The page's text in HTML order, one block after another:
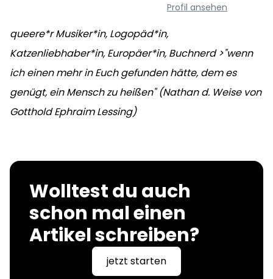
Profil ansehen
queere*r Musiker*in, Logopäd*in,
Katzenliebhaber*in, Europäer*in, Buchnerd >"wenn
ich einen mehr in Euch gefunden hätte, dem es
genügt, ein Mensch zu heißen" (Nathan d. Weise von
Gotthold Ephraim Lessing)
Wolltest du auch
schon mal einen
Artikel schreiben?
jetzt starten